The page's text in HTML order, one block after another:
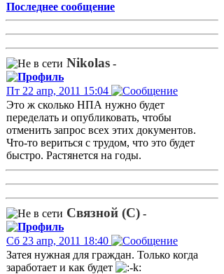
Последнее сообщение
Nikolas -
Пт 22 апр, 2011 15:04
Это ж сколько НПА нужно будет
переделать и опубликовать, чтобы
отменить запрос всех этих документов.
Что-то вериться с трудом, что это будет
быстро. Растянется на годы.
Связной (С) -
Сб 23 апр, 2011 18:40
Затея нужная для граждан. Только когда
заработает и как будет